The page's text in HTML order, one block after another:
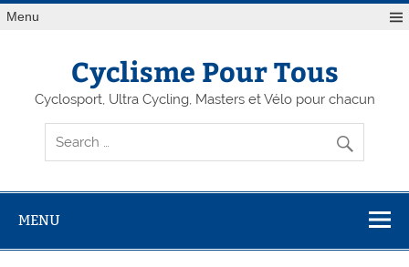
Menu
Cyclisme Pour Tous
Cyclosport, Ultra Cycling, Masters et Vélo pour chacun
MENU